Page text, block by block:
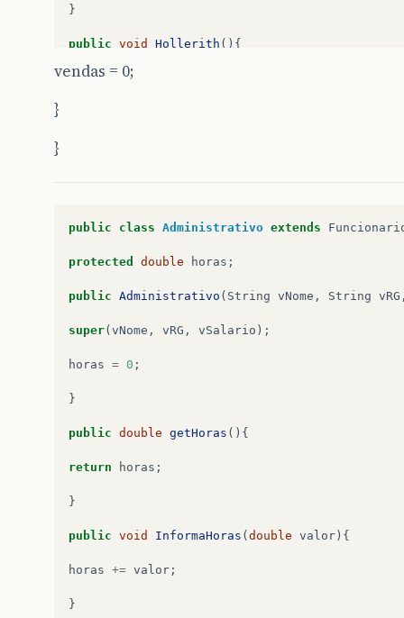
}
public void Hollerith (){
System out
vendas = 0;
}
}
public class Administrativo extends
protected double horas ;
public Administrativo ( String vNome , String vRG
super( vNome , vRG , vSalario );
horas = 0 ;
}
public double getHoras (){
return horas ;
}
public void InformaHoras ( double valor ){
horas += valor ;
}